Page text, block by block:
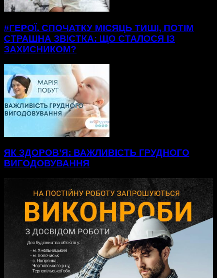
#ГЕРОЇ. СПОЧАТКУ МІСЯЦЬ ТИШІ, ПОТІМ
СТРАШНА ЗВІСТКА: ЩО СТАЛОСЯ ІЗ
ЗАХИСНИКОМ?
ЯК ЗДОРОВ’Я: ВАЖЛИВІСТЬ ГРУДНОГО
ВИГОДОВУВАННЯ